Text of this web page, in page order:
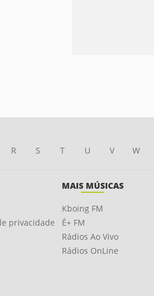
R S T U V W
privacidade
MAIS MÚSICAS
Kboing FM
É+ FM
Rádios Ao Vivo
Rádios OnLine